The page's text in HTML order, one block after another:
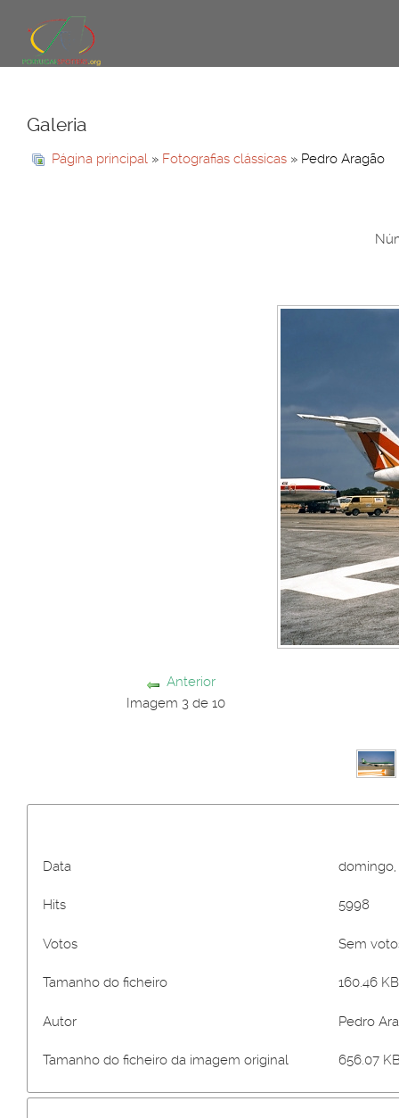
Galeria
Página principal » Fotografias clássicas » Pedro Aragão
Anterior
Imagem 3 de 10
Data domingo,
Hits 5998
Votos Sem
Tamanho do ficheiro 160.46
Autor Pedro
Tamanho do ficheiro da imagem original 656.07